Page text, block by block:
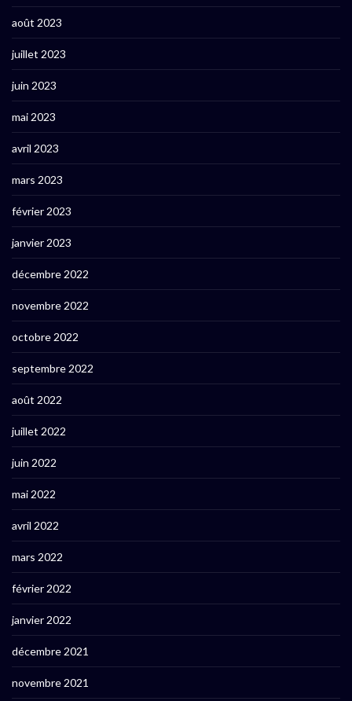
août 2023
juillet 2023
juin 2023
mai 2023
avril 2023
mars 2023
février 2023
janvier 2023
décembre 2022
novembre 2022
octobre 2022
septembre 2022
août 2022
juillet 2022
juin 2022
mai 2022
avril 2022
mars 2022
février 2022
janvier 2022
décembre 2021
novembre 2021